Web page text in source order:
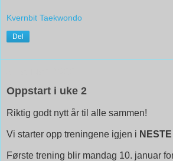
Kvernbit Taekwondo
Del
Oppstart i uke 2
Riktig godt nytt år til alle sammen!
Vi starter opp treningene igjen i
Første trening blir mandag 10. januar